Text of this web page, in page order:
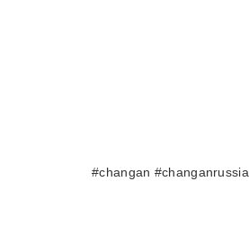
#changan #changanrussia